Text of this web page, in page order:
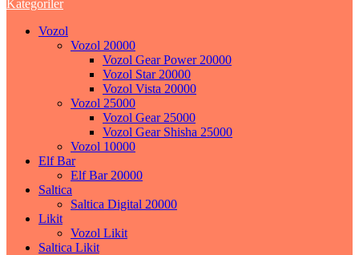
Kategoriler
Vozol
Vozol 20000
Vozol Gear Power 20000
Vozol Star 20000
Vozol Vista 20000
Vozol 25000
Vozol Gear 25000
Vozol Gear Shisha 25000
Vozol 10000
Elf Bar
Elf Bar 20000
Saltica
Saltica Digital 20000
Likit
Vozol Likit
Saltica Likit